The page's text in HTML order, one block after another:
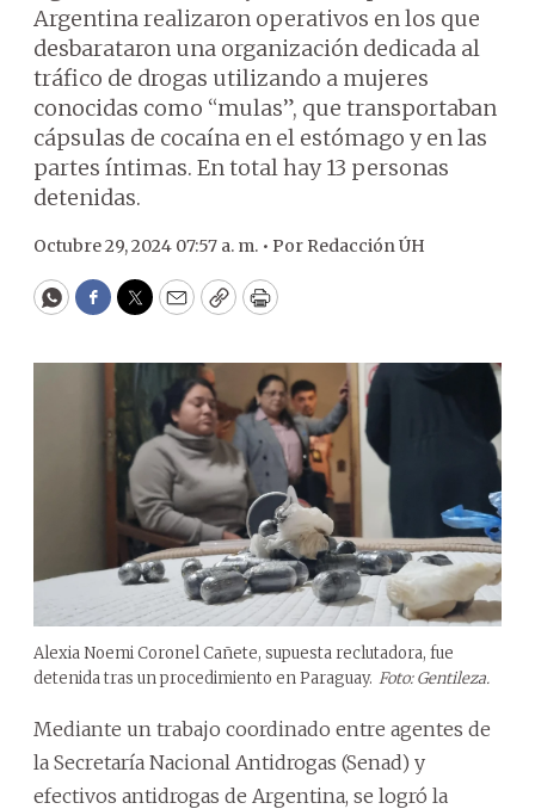
Argentina realizaron operativos en los que
desbarataron una organización dedicada al
tráfico de drogas utilizando a mujeres
conocidas como “mulas”, que transportaban
cápsulas de cocaína en el estómago y en las
partes íntimas. En total hay 13 personas
detenidas.
Octubre 29, 2024 07:57 a. m. • Por Redacción ÚH
WhatsApp
Facebook
Twitter
EmailCopyPrint
Alexia Noemi Coronel Cañete, supuesta reclutadora, fue
detenida tras un procedimiento en Paraguay. Foto: Gentileza.
Mediante un trabajo coordinado entre agentes de
la Secretaría Nacional Antidrogas (Senad) y
efectivos antidrogas de Argentina, se logró la